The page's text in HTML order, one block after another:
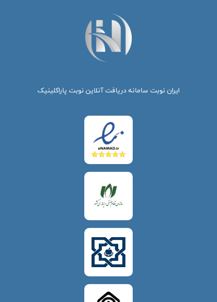
ایران نوبت سامانه دریافت آنلاین نوبت پاراکلینیک